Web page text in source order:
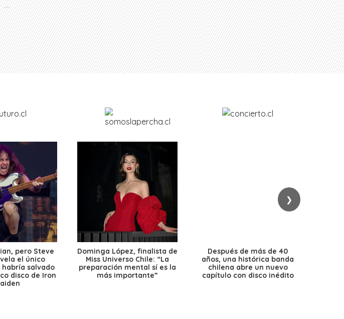
❯
pero Steve
el único
salvado
disco de Iron
Dominga López, finalista de
Miss Universo Chile: “La
preparación mental sí es la
más importante”
Después de más de 40
años, una histórica banda
chilena abre un nuevo
capítulo con disco inédito